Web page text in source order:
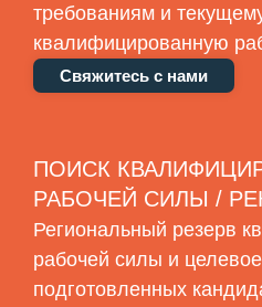
требованиям и
квалифицированную
Свяжитесь с нами
ПОИСК
РАБОЧЕЙ СИЛЫ /
Региональный резерв
рабочей силы и
подготовленных